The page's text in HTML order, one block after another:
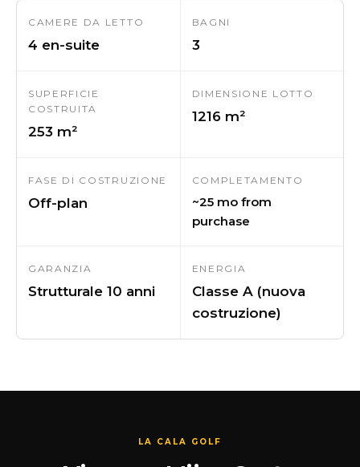
CAMERE DA LETTO
4 en-suite
BAGNI
3
SUPERFICIE
COSTRUITA
253 m²
DIMENSIONE LOTTO
1216 m²
FASE DI COSTRUZIONE
Off-plan
COMPLETAMENTO
~25 mo from
purchase
GARANZIA
Strutturale 10 anni
ENERGIA
Classe A (nuova
costruzione)
LA CALA GOLF